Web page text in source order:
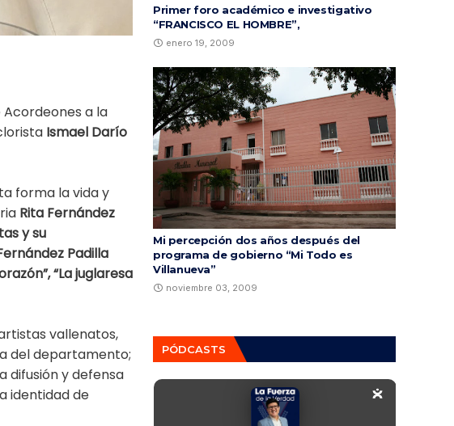
a la
Ismael Darío
forma la vida y
Rita Fernández
y su
Padilla
“La juglaresa
vallenatos,
del departamento;
difusión y defensa
identidad de
Primer foro académico e investigativo
“FRANCISCO EL HOMBRE”,
enero 19, 2009
Mi percepción dos años después del
programa de gobierno “Mi Todo es
Villanueva”
noviembre 03, 2009
PÓDCASTS